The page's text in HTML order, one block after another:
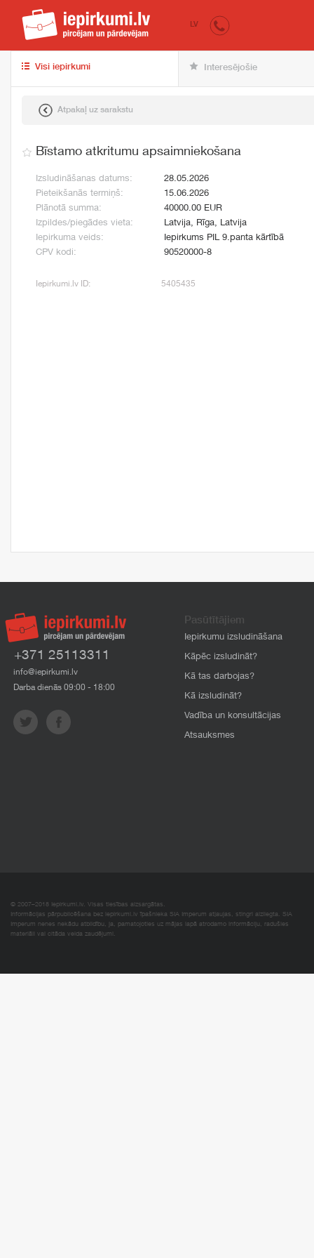
iepirkumi.lv
LV
Visi iepirkumi Interesējošie
Atpakaļ uz sarakstu
Bīstamo atkritumu apsaimniekošana
Izsludināšanas datums:
28.05.2026
Pieteikšanās termiņš:
15.06.2026
Plānotā summa:
40000.00 EUR
Izpildes/piegādes vieta:
Latvija, Rīga, Latvija
Iepirkuma veids:
Iepirkums PIL 9.panta kārtībā
CPV kodi:
90520000-8
Iepirkumi.lv ID: 5405435
+371 25113311
info@iepirkumi.lv
Darba dienās 09:00 - 18:00
Pasūtītājiem
Iepirkumu izsludināšana
Kāpēc izsludināt?
Kā tas darbojas?
Kā izsludināt?
Vadība un konsultācijas
Atsauksmes
© 2007–2018 Iepirkumi.lv. Visas tiesības aizsargātas.
Informācijas pārpublicēšana bez iepirkumi.lv īpašnieka SIA Imperum atļaujas, stingri aizliegta. SIA
Imperum nenes nekādu atbildību, ja, pamatojoties uz mājas lapā atrodamo informāciju, radušies
materiāli vai citāda veida zaudējumi.